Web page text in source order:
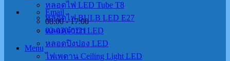
Email
08:00 - 17:00
02-070-0711
Menu
หลอดไฟ LED Tube T8
หลอดไฟ BULB LED E27
หลอดจำปา LED
หลอดปิงปอง LED
ไฟเพดาน Ceiling Light LED